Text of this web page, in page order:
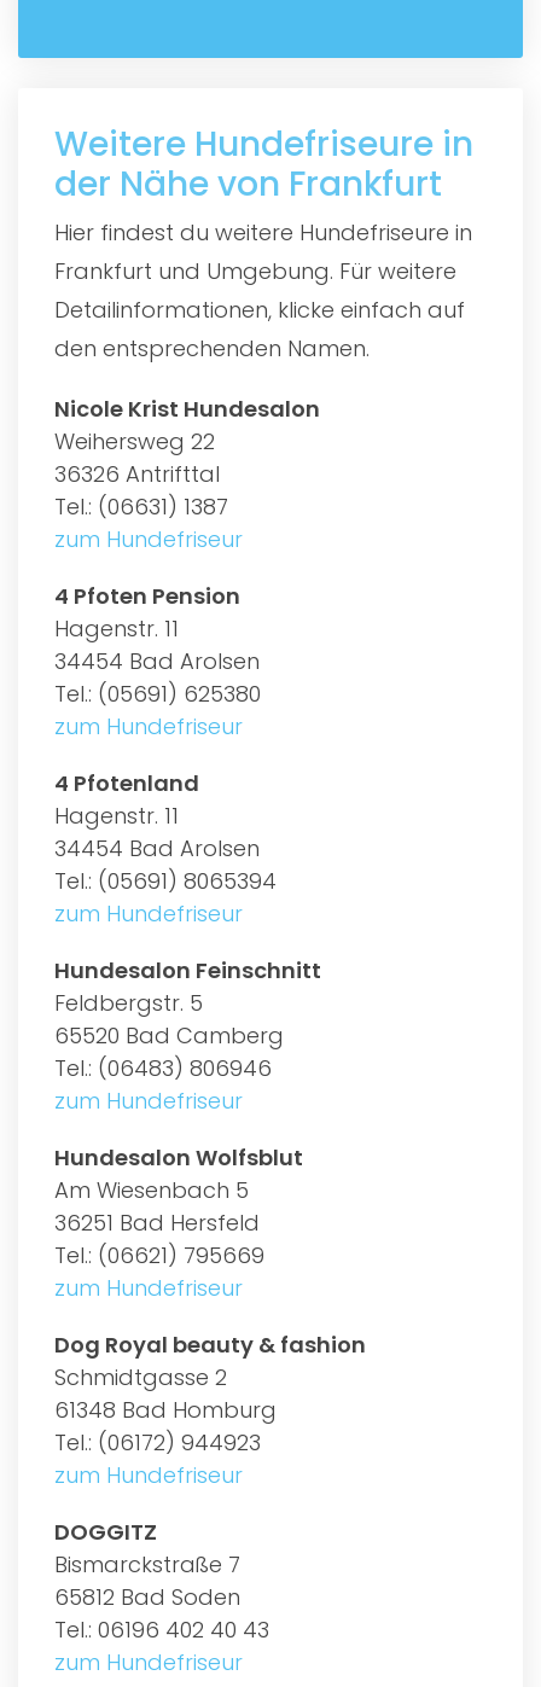
Weitere Hundefriseure in
der Nähe von Frankfurt
Hier findest du weitere Hundefriseure in
Frankfurt und Umgebung. Für weitere
Detailinformationen, klicke einfach auf
den entsprechenden Namen.
Nicole Krist Hundesalon
Weihersweg 22
36326 Antrifttal
Tel.: (06631) 1387
zum Hundefriseur
4 Pfoten Pension
Hagenstr. 11
34454 Bad Arolsen
Tel.: (05691) 625380
zum Hundefriseur
4 Pfotenland
Hagenstr. 11
34454 Bad Arolsen
Tel.: (05691) 8065394
zum Hundefriseur
Hundesalon Feinschnitt
Feldbergstr. 5
65520 Bad Camberg
Tel.: (06483) 806946
zum Hundefriseur
Hundesalon Wolfsblut
Am Wiesenbach 5
36251 Bad Hersfeld
Tel.: (06621) 795669
zum Hundefriseur
Dog Royal beauty & fashion
Schmidtgasse 2
61348 Bad Homburg
Tel.: (06172) 944923
zum Hundefriseur
DOGGITZ
Bismarckstraße 7
65812 Bad Soden
Tel.: 06196 402 40 43
zum Hundefriseur